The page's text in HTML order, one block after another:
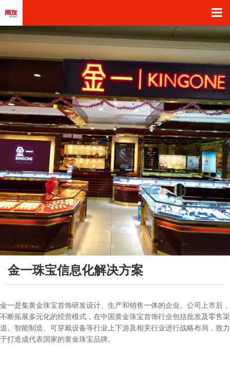
金一珠宝信息化解决方案
金一是集黄金珠宝首饰研发设计、生产和销售一体的企业。公司上市后，
不断拓展多元化的经营模式，在中国黄金珠宝首饰行业包括批发及零售渠
道、智能制造、可穿戴设备等行业上下游及相关行业进行战略布局，致力
于打造成代表国家的黄金珠宝品牌。